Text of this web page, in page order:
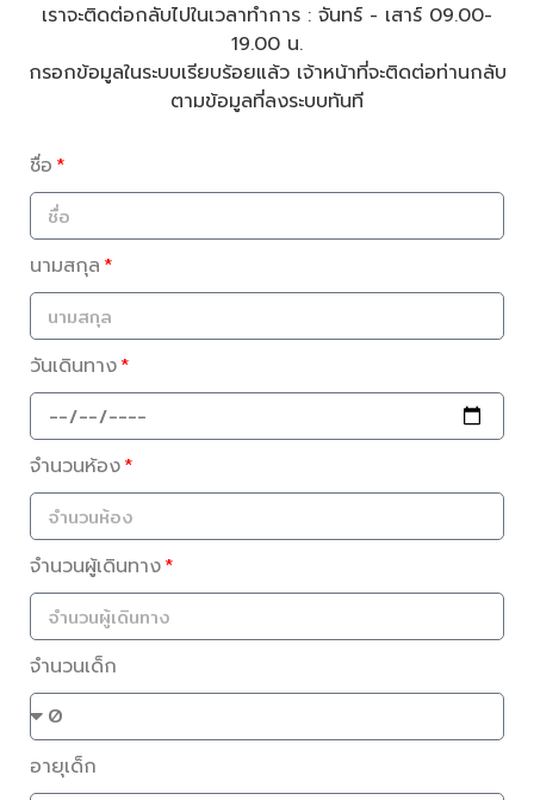
เราจะติดต่อกลับไปในเวลาทำการ : จันทร์ - เสาร์ 09.00-
19.00 น.
กรอกข้อมูลในระบบเรียบร้อยแล้ว เจ้าหน้าที่จะติดต่อท่านกลับ
ตามข้อมูลที่ลงระบบทันที
ชื่อ
นามสกุล
วันเดินทาง
จำนวนห้อง
จำนวนผู้เดินทาง
จำนวนเด็ก
อายุเด็ก